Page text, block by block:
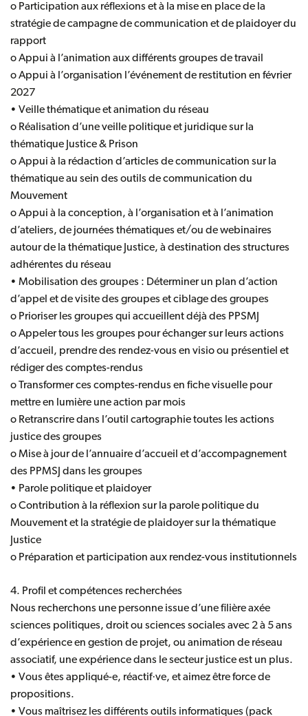
o Participation aux réflexions et à la mise en place de la
stratégie de campagne de communication et de plaidoyer du
rapport
o Appui à l’animation aux différents groupes de travail
o Appui à l’organisation l’événement de restitution en février
2027
• Veille thématique et animation du réseau
o Réalisation d’une veille politique et juridique sur la
thématique Justice & Prison
o Appui à la rédaction d’articles de communication sur la
thématique au sein des outils de communication du
Mouvement
o Appui à la conception, à l’organisation et à l’animation
d’ateliers, de journées thématiques et/ou de webinaires
autour de la thématique Justice, à destination des structures
adhérentes du réseau
• Mobilisation des groupes : Déterminer un plan d’action
d’appel et de visite des groupes et ciblage des groupes
o Prioriser les groupes qui accueillent déjà des PPSMJ
o Appeler tous les groupes pour échanger sur leurs actions
d’accueil, prendre des rendez-vous en visio ou présentiel et
rédiger des comptes-rendus
o Transformer ces comptes-rendus en fiche visuelle pour
mettre en lumière une action par mois
o Retranscrire dans l’outil cartographie toutes les actions
justice des groupes
o Mise à jour de l’annuaire d’accueil et d’accompagnement
des PPMSJ dans les groupes
• Parole politique et plaidoyer
o Contribution à la réflexion sur la parole politique du
Mouvement et la stratégie de plaidoyer sur la thématique
Justice
o Préparation et participation aux rendez-vous institutionnels
4. Profil et compétences recherchées
Nous recherchons une personne issue d’une filière axée
sciences politiques, droit ou sciences sociales avec 2 à 5 ans
d’expérience en gestion de projet, ou animation de réseau
associatif, une expérience dans le secteur justice est un plus.
• Vous êtes appliqué-e, réactif·ve, et aimez être force de
propositions.
• Vous maîtrisez les différents outils informatiques (pack